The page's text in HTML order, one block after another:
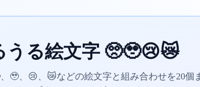
うる絵文字 🥺🥹😢😿
🥹、😢、😿などの絵文字と組み合わせを20個